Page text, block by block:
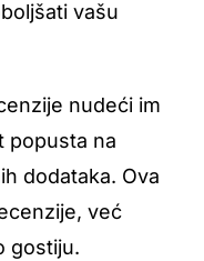
vašu
nudeći im
popusta na
dodataka. Ova
već
gostiju.